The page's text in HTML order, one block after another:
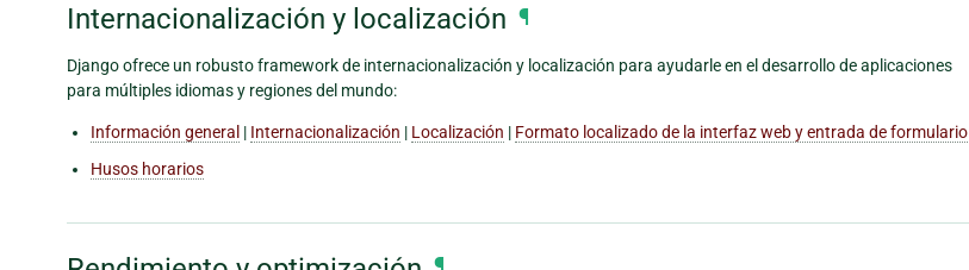
Internacionalización y localización ¶
Django ofrece un robusto framework de internacionalización y localización para ayudarle en el desarrollo de aplicaciones
para múltiples idiomas y regiones del mundo:
Información general | Internacionalización | Localización | Formato localizado de la interfaz web y entrada de formulario
Husos horarios